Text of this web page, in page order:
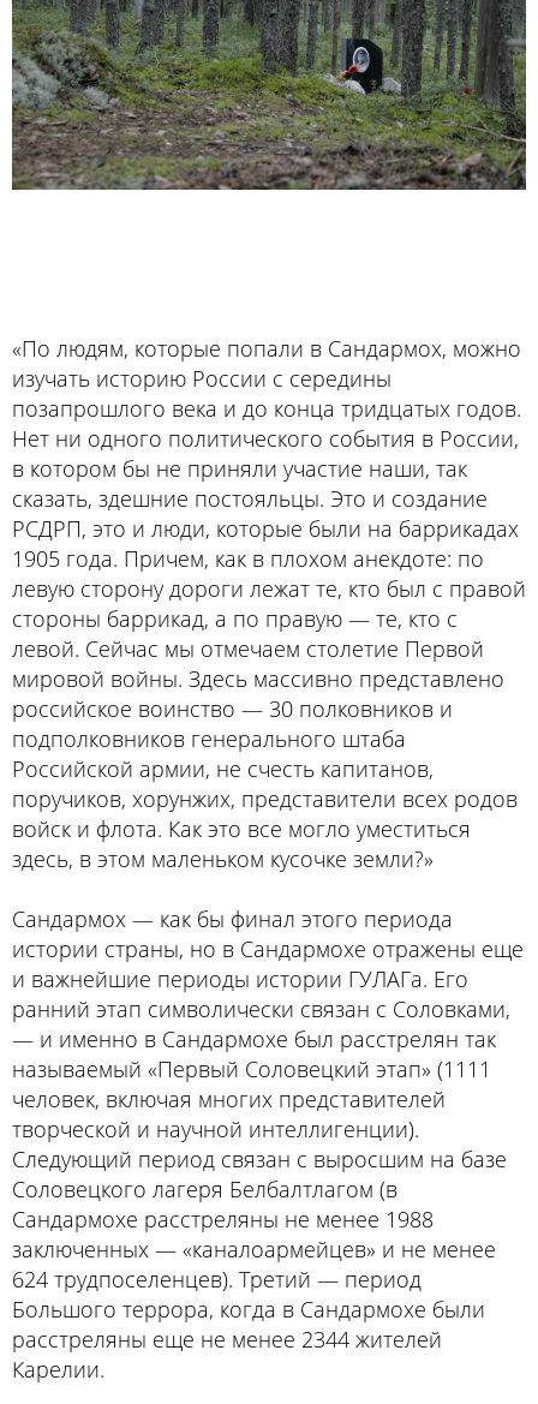
«По людям, которые попали в Сандармох, можно
изучать историю России с середины
позапрошлого века и до конца тридцатых годов.
Нет ни одного политического события в России,
в котором бы не приняли участие наши, так
сказать, здешние постояльцы. Это и создание
РСДРП, это и люди, которые были на баррикадах
1905 года. Причем, как в плохом анекдоте: по
левую сторону дороги лежат те, кто был с правой
стороны баррикад, а по правую — те, кто с
левой. Сейчас мы отмечаем столетие Первой
мировой войны. Здесь массивно представлено
российское воинство — 30 полковников и
подполковников генерального штаба
Российской армии, не счесть капитанов,
поручиков, хорунжих, представители всех родов
войск и флота. Как это все могло уместиться
здесь, в этом маленьком кусочке земли?»
Сандармох — как бы финал этого периода
истории страны, но в Сандармохе отражены еще
и важнейшие периоды истории ГУЛАГа. Его
ранний этап символически связан с Соловками,
— и именно в Сандармохе был расстрелян так
называемый «Первый Соловецкий этап» (1111
человек, включая многих представителей
творческой и научной интеллигенции).
Следующий период связан с выросшим на базе
Соловецкого лагеря Белбалтлагом (в
Сандармохе расстреляны не менее 1988
заключенных — «каналоармейцев» и не менее
624 трудпоселенцев). Третий — период
Большого террора, когда в Сандармохе были
расстреляны еще не менее 2344 жителей
Карелии.